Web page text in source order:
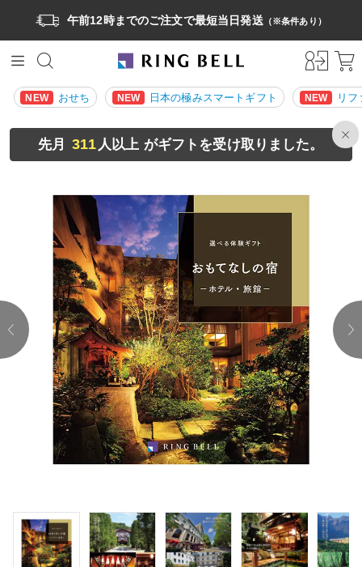
午前12時までのご注文で最短当日発送（※条件あり）
NEW おせち NEW 日本の極みスマートギフト NEW リ
先月 311 人以上 がギフトを受け取りました。
prev